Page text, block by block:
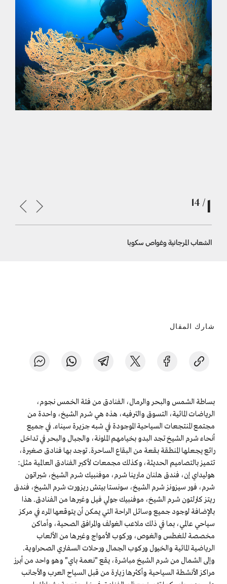
الشعاب المرجانية وغواص سكوبا
شارك المقال
بساطة الشمس والبحر والرمال، الفنادق من فئة الخمس نجوم،
الرياضات المائية، التسوق والترفيه، هذه هي شرم الشيخ، واحدة من
مجتمع المنتجعات السياحية الموجودة في شبه جزيرة سيناء. في جميع
أنحاء شرم الشيخ تجد البدو بخيامهم الملونة، والجبال والبحر في تداخل
رائع يجعلها المنطقة بقعة من البقاع الساحرة. توجد بها فنادق صغيرة،
تتميز بالتصاميم الحديثة، وكذلك مجمعات لأكبر الفنادق العالمية مثل:
هوليداي إن، فندق هلنان مارينا شرم، موفنبيك شرم الشيخ، شيراتون
شرم، فور سيزونز شرم الشيخ، سونستا بيتش ريزورت شرم الشيخ، فندق
ريتز كارلتون شرم الشيخ، موفنبيك جولي فيل وغيرها من الفنادق. هذا
بالإضافة لوجود جميع وسائل الراحة التي يمكن أن يتوقعها المرء في مركز
سياحي عالمي، بما في ذلك ملاعب الغولف والمرافق الصحية، وأماكن
مخصصة للغطس والغوص، وركوب الأمواج وغيرها من الألعاب
الرياضية المائية والخيول وركوب الجمال ورحلات السفاري الصحراوية.
وإلى الشمال من شرم الشيخ مباشرة، يقع "نعمة باي" وهو واحد من أبرز
مراكز الأنشطة السياحية وأكثرها زيارة من قبل السياح العرب والأجانب